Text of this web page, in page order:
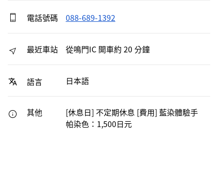
電話號碼 088-689-1392
最近車站 從鳴門IC 開車約 20 分鐘
語言 日本語
其他
[休息日] 不定期休息 [費用] 藍染體驗手
帕染色：1,500日元